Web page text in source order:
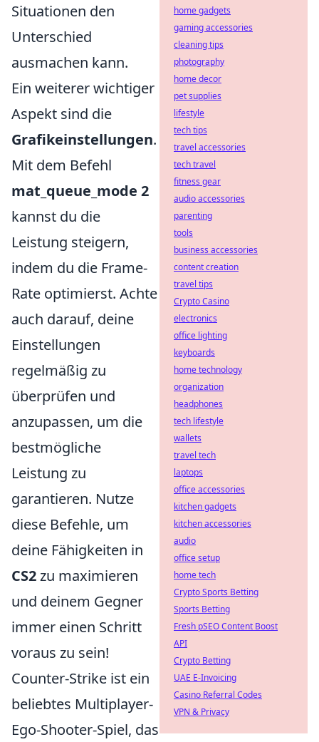
Situationen den
Unterschied
ausmachen kann.
Ein weiterer wichtiger
Aspekt sind die
Grafikeinstellungen.
Mit dem Befehl
mat_queue_mode 2
kannst du die
Leistung steigern,
indem du die Frame-
Rate optimierst. Achte
auch darauf, deine
Einstellungen
regelmäßig zu
überprüfen und
anzupassen, um die
bestmögliche
Leistung zu
garantieren. Nutze
diese Befehle, um
deine Fähigkeiten in
CS2zu maximieren
und deinem Gegner
immer einen Schritt
voraus zu sein!
Counter-Strike ist ein
beliebtes Multiplayer-
Ego-Shooter-Spiel, das
home gadgets
gaming accessories
cleaning tips
photography
home decor
pet supplies
lifestyle
tech tips
travel accessories
tech travel
fitness gear
audio accessories
parenting
tools
business accessories
content creation
travel tips
Crypto Casino
electronics
office lighting
keyboards
home technology
organization
headphones
tech lifestyle
wallets
travel tech
laptops
office accessories
kitchen gadgets
kitchen accessories
audio
office setup
home tech
Crypto Sports Betting
Sports Betting
Fresh pSEO Content Boost
API
Crypto Betting
UAE E-Invoicing
Casino Referral Codes
VPN & Privacy